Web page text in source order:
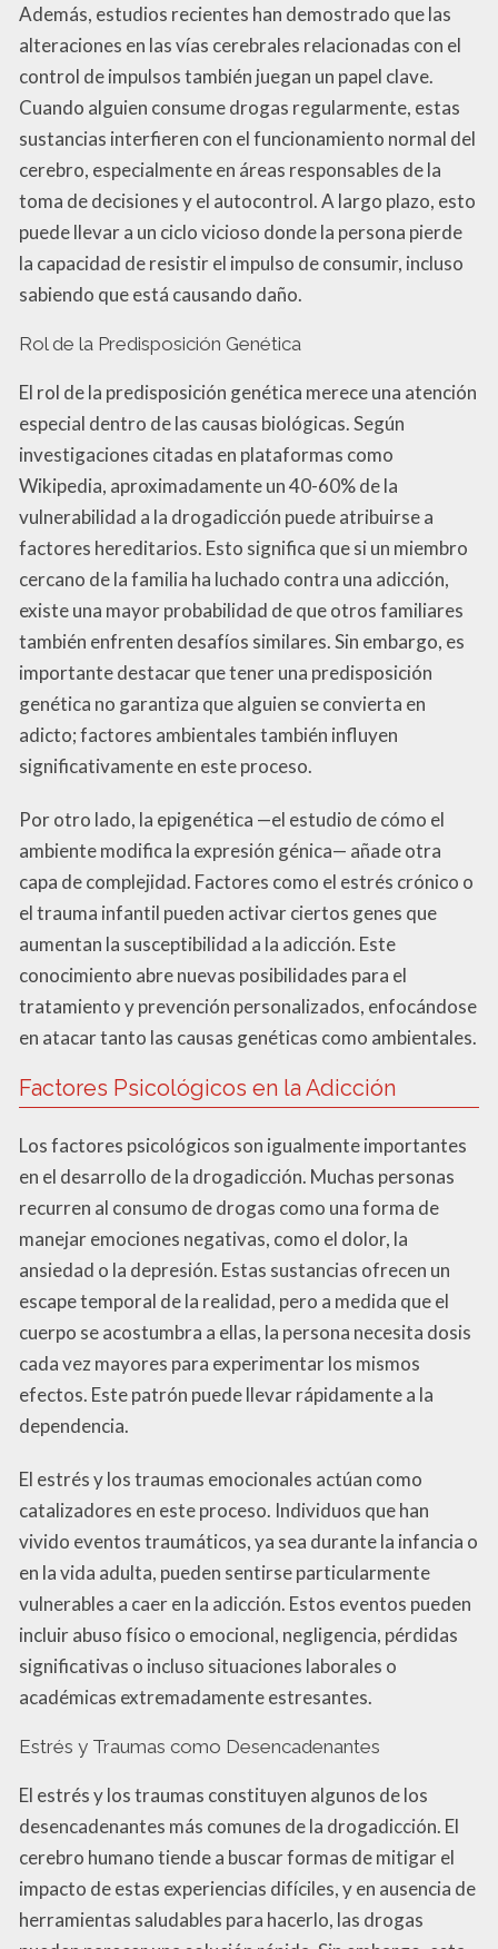
Además, estudios recientes han demostrado que las
alteraciones en las vías cerebrales relacionadas con el
control de impulsos también juegan un papel clave.
Cuando alguien consume drogas regularmente, estas
sustancias interfieren con el funcionamiento normal del
cerebro, especialmente en áreas responsables de la
toma de decisiones y el autocontrol. A largo plazo, esto
puede llevar a un ciclo vicioso donde la persona pierde
la capacidad de resistir el impulso de consumir, incluso
sabiendo que está causando daño.
Rol de la Predisposición Genética
El rol de la predisposición genética merece una atención
especial dentro de las causas biológicas. Según
investigaciones citadas en plataformas como
Wikipedia, aproximadamente un 40-60% de la
vulnerabilidad a la drogadicción puede atribuirse a
factores hereditarios. Esto significa que si un miembro
cercano de la familia ha luchado contra una adicción,
existe una mayor probabilidad de que otros familiares
también enfrenten desafíos similares. Sin embargo, es
importante destacar que tener una predisposición
genética no garantiza que alguien se convierta en
adicto; factores ambientales también influyen
significativamente en este proceso.
Por otro lado, la epigenética —el estudio de cómo el
ambiente modifica la expresión génica— añade otra
capa de complejidad. Factores como el estrés crónico o
el trauma infantil pueden activar ciertos genes que
aumentan la susceptibilidad a la adicción. Este
conocimiento abre nuevas posibilidades para el
tratamiento y prevención personalizados, enfocándose
en atacar tanto las causas genéticas como ambientales.
Factores Psicológicos en la Adicción
Los factores psicológicos son igualmente importantes
en el desarrollo de la drogadicción. Muchas personas
recurren al consumo de drogas como una forma de
manejar emociones negativas, como el dolor, la
ansiedad o la depresión. Estas sustancias ofrecen un
escape temporal de la realidad, pero a medida que el
cuerpo se acostumbra a ellas, la persona necesita dosis
cada vez mayores para experimentar los mismos
efectos. Este patrón puede llevar rápidamente a la
dependencia.
El estrés y los traumas emocionales actúan como
catalizadores en este proceso. Individuos que han
vivido eventos traumáticos, ya sea durante la infancia o
en la vida adulta, pueden sentirse particularmente
vulnerables a caer en la adicción. Estos eventos pueden
incluir abuso físico o emocional, negligencia, pérdidas
significativas o incluso situaciones laborales o
académicas extremadamente estresantes.
Estrés y Traumas como Desencadenantes
El estrés y los traumas constituyen algunos de los
desencadenantes más comunes de la drogadicción. El
cerebro humano tiende a buscar formas de mitigar el
impacto de estas experiencias difíciles, y en ausencia de
herramientas saludables para hacerlo, las drogas